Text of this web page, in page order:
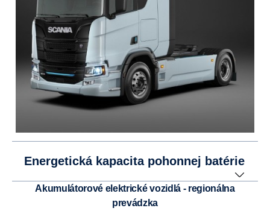
Energetická kapacita pohonnej batérie
akumulátorové elektrické vozidlá - regionálna
prevádzka